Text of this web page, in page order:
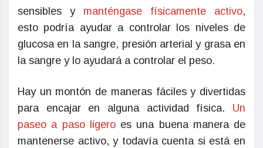
sensibles y manténgase físicamente activo,
esto podría ayudar a controlar los niveles de
glucosa en la sangre, presión arterial y grasa en
la sangre y lo ayudará a controlar el peso.
Hay un montón de maneras fáciles y divertidas
para encajar en alguna actividad física. Un
paseo a paso ligeroes una buena manera de
mantenerse activo, y todavía cuenta si está en